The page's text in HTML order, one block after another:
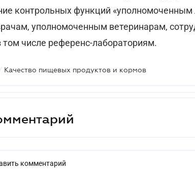
контрольных функций
уполномоченным ветеринарам,
том числе референс-лабораториям.
/ Качество пищевых продуктов и кормов
комментарий